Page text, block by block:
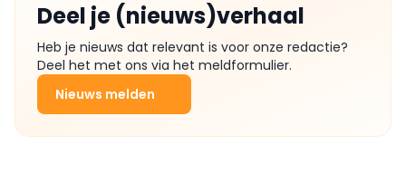
Deel je (nieuws)verhaal
Heb je nieuws dat relevant is voor onze redactie?
Deel het met ons via het meldformulier.
Nieuws melden